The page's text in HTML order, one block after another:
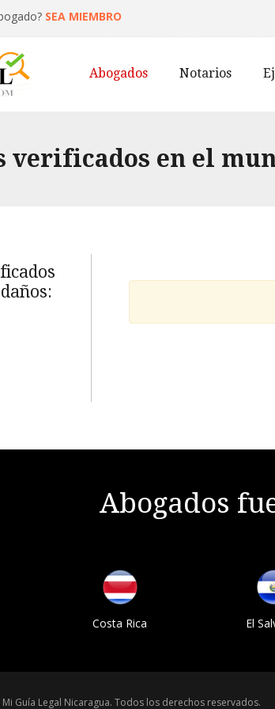
SEA MIEMBRO
Abogados Notarios
verificados en el
Abogados
Costa Rica El
Mi Guía Legal Nicaragua. Todos los derechos reservados.